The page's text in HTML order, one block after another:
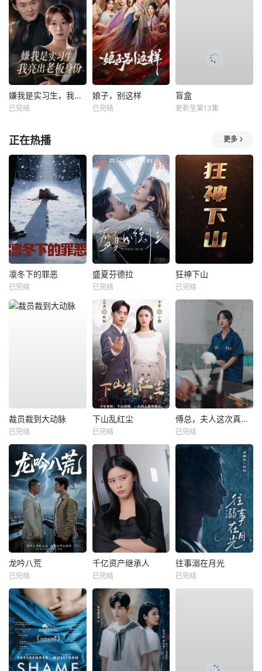
嫌我是实习生，我亮出老板身份
已完结
娘子，别这样
已完结
盲盒
更新至第13集
正在热播 更多
凛冬下的罪恶
已完结
盛夏芬德拉
已完结
狂神下山
已完结
裁员裁到大动脉
已完结
下山乱红尘
已完结
傅总，夫人这次真的死了
已完结
龙吟八荒
已完结
千亿资产继承人
已完结
往事溺在月光
已完结